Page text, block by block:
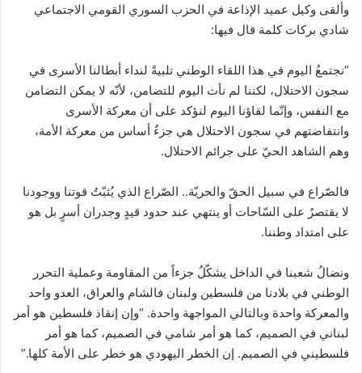
وألقى وكيل عميد الإذاعة في الحزب السوري القومي الاجتماعي
شادي بركات كلمة قال فيها:
“نجتمعُ اليوم في هذا اللقاء الوطني تلبيةً لنداء أبطالنا الأسرى في
سجون الاحتلال، لكننا لم نأت اليوم للتضامن، لأنّه لا يمكن التضامن
مع النفس، وإنّما لقاؤنا اليوم لنؤكد على أن معركة الأسرى
وانتفاضتهم في سجون الاحتلال هي جزءٌ أساس من معركة الأمة،
وهم الشاهد الحيّ على جرائم الاحتلال.
فالصّراع في سبيل الحقّ والحريّة.. الصّراع الذي يُثبّتُ قوتنا ووجودنا
لا يقتصرُ على السّاحات أو ينتهي عند حدود قيدٍ وجدران أسرٍ بل هو
على امتداد وطننا.
ونضالُ شعبنا في الداخل يشكّلُ جزءاً من المقاومة وعملية التحرر
الوطني في بلادنا من فلسطين ولبنان فالشام والعراق، العدو واحد
والمعركة واحدة وبالتالي المواجهة واحدة. “وإن إنقاذ فلسطين هو أمر
لبناني في الصميم، كما هو أمر شامي في الصميم، كما هو أمر
فلسطيني في الصميم. إن الخطر اليهودي هو خطر على الأمة كلها.”